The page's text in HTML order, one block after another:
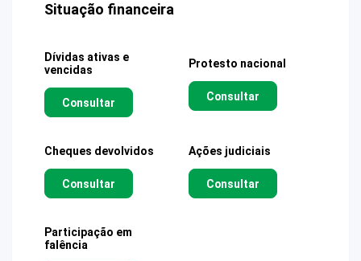
Situação financeira
Dívidas ativas e
vencidas
Consultar
Protesto nacional
Consultar
Cheques devolvidos
Consultar
Ações judiciais
Consultar
Participação em
falência